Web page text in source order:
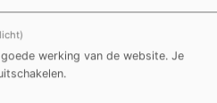
EN OPENINGSUREN
werking van de website. Je